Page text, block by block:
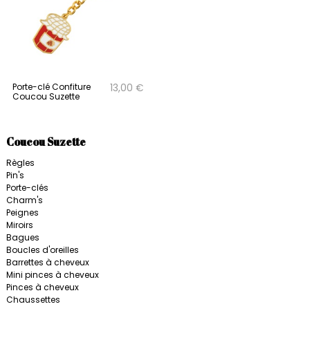
Porte-clé Confiture
Coucou Suzette
13,00 €
Coucou Suzette
Règles
Pin's
Porte-clés
Charm's
Peignes
Miroirs
Bagues
Boucles d'oreilles
Barrettes à cheveux
Mini pinces à cheveux
Pinces à cheveux
Chaussettes